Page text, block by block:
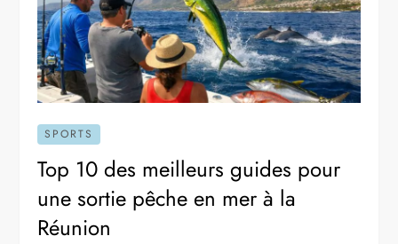
SPORTS
Top 10 des meilleurs guides pour
une sortie pêche en mer à la
Réunion